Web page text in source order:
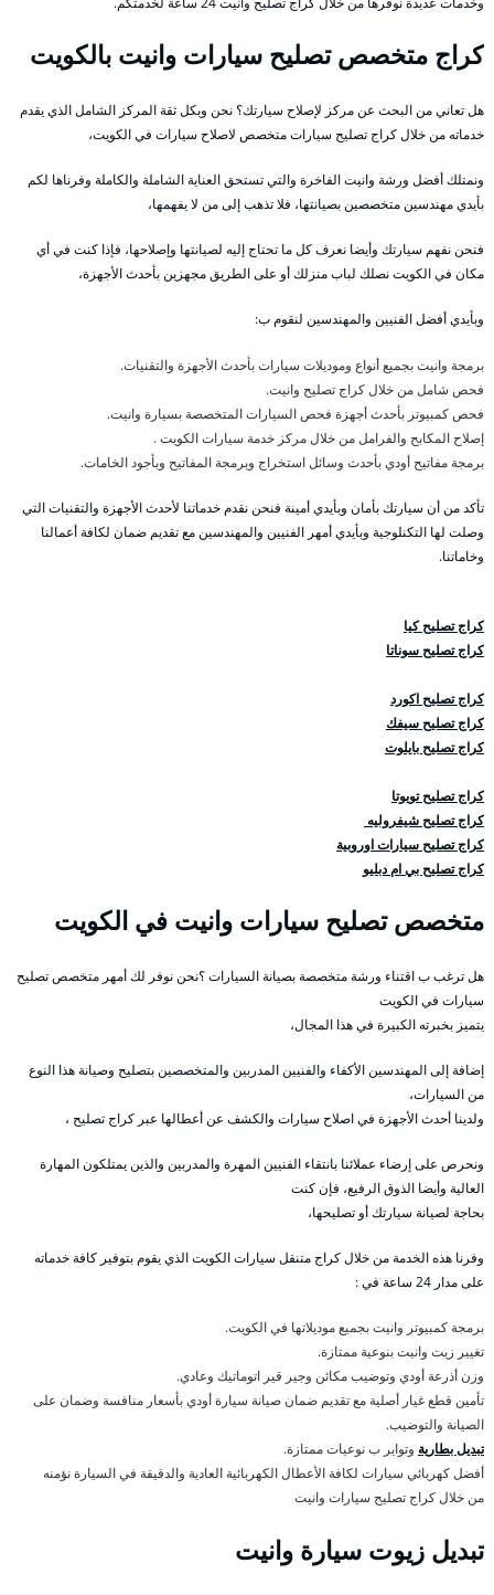
كراج متخصص تصليح سيارات وانيت بالكويت
هل تعاني من البحث عن مركز لإصلاح سيارتك؟ نحن وبكل ثقة المركز الشامل الذي يقدم
خدماته من خلال كراج تصليح سيارات متخصص لاصلاح سيارات في الكويت،
ونمتلك أفضل ورشة وانيت الفاخرة والتي تستحق العناية الشاملة والكاملة وفرناها لكم
بأيدي مهندسين متخصصين بصيانتها، فلا تذهب إلى من لا يفهمها،
فنحن نفهم سيارتك وأيضا نعرف كل ما تحتاج إليه لصيانتها وإصلاحها، فإذا كنت في أي
مكان في الكويت نصلك لباب منزلك أو على الطريق مجهزين بأحدث الأجهزة،
وبأيدي أفضل الفنيين والمهندسين لنقوم ب:
برمجة وانيت بجميع أنواع وموديلات سيارات بأحدث الأجهزة والتقنيات.
فحص شامل من خلال كراج تصليح وانيت.
فحص كمبيوتر بأحدث أجهزة فحص السيارات المتخصصة بسيارة وانيت.
إصلاح المكابح والفرامل من خلال مركز خدمة سيارات الكويت .
برمجة مفاتيح أودي بأحدث وسائل استخراج وبرمجة المفاتيح وبأجود الخامات.
تأكد من أن سيارتك بأمان وبأيدي أمينة فنحن نقدم خدماتنا لأحدث الأجهزة والتقنيات التي
وصلت لها التكنلوجية وبأيدي أمهر الفنيين والمهندسين مع تقديم ضمان لكافة أعمالنا
وخاماتنا.
كراج تصليح كيا
كراج تصليح سوناتا
كراج تصليح اكورد
كراج تصليح سيفك
كراج تصليح بايلوت
كراج تصليح تويوتا
كراج تصليح شيفروليه
كراج تصليح سيارات اوروبية
كراج تصليح بي ام دبليو
متخصص تصليح سيارات وانيت في الكويت
هل ترغب ب اقتناء ورشة متخصصة بصيانة السيارات ؟نحن نوفر لك أمهر متخصص تصليح
سيارات في الكويت
يتميز بخبرته الكبيرة في هذا المجال،
إضافة إلى المهندسين الأكفاء والفنيين المدربين والمتخصصين بتصليح وصيانة هذا النوع
من السيارات،
ولدينا أحدث الأجهزة في اصلاح سيارات والكشف عن أعطالها عبر كراج تصليح ،
ونحرص على إرضاء عملائنا بانتقاء الفنيين المهرة والمدربين والذين يمتلكون المهارة
العالية وأيضا الذوق الرفيع، فإن كنت
بحاجة لصيانة سيارتك أو تصليحها،
وفرنا هذه الخدمة من خلال كراج متنقل سيارات الكويت الذي يقوم بتوفير كافة خدماته
على مدار 24 ساعة في :
برمجة كمبيوتر وانيت بجميع موديلاتها في الكويت.
تغيير زيت وانيت بنوعية ممتازة.
وزن أذرعة أودي وتوضيب مكائن وجير قير اتوماتيك وعادي.
تأمين قطع غيار أصلية مع تقديم ضمان صيانة سيارة أودي بأسعار منافسة وضمان على
الصيانة والتوضيب.
تبديل بطارية وتواير ب نوعيات ممتازة.
أفضل كهربائي سيارات لكافة الأعطال الكهربائية العادية والدقيقة في السيارة نؤمنه
من خلال كراج تصليح سيارات وانيت
تبديل زيوت سيارة وانيت